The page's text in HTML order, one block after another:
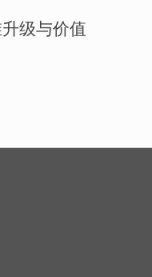
升级与价值